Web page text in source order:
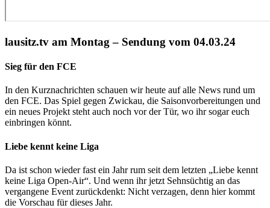
lausitz.tv am Montag – Sendung vom 04.03.24
Sieg für den FCE
In den Kurznachrichten schauen wir heute auf alle News rund um
den FCE. Das Spiel gegen Zwickau, die Saisonvorbereitungen und
ein neues Projekt steht auch noch vor der Tür, wo ihr sogar euch
einbringen könnt.
Liebe kennt keine Liga
Da ist schon wieder fast ein Jahr rum seit dem letzten „Liebe kennt
keine Liga Open-Air“. Und wenn ihr jetzt Sehnsüchtig an das
vergangene Event zurückdenkt: Nicht verzagen, denn hier kommt
die Vorschau für dieses Jahr.